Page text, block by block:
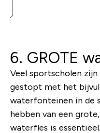
6. GROTE
Veel sportscholen
gestopt met het
waterfonteinen in de
hebben van een
waterfles is essentieel.